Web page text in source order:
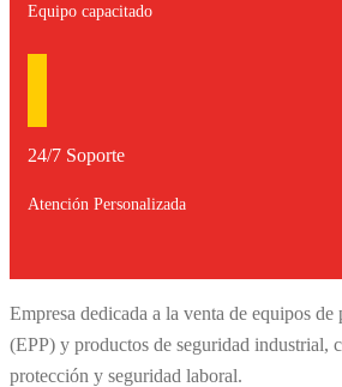
Equipo capacitado
24/7 Soporte
Atención Personalizada
Empresa dedicada a la venta de equipos de
(EPP) y productos de seguridad industrial,
protección y seguridad laboral.